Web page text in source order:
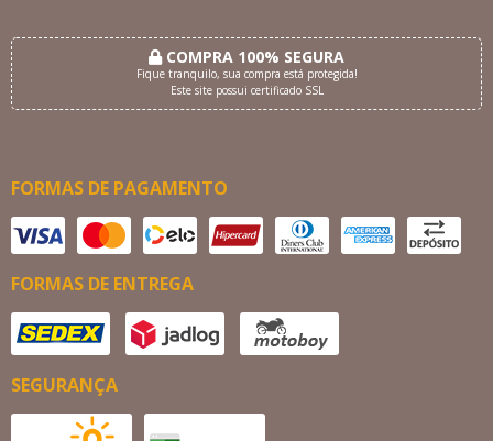
COMPRA 100% SEGURA
Fique tranquilo, sua compra está protegida!
Este site possui certificado SSL
FORMAS DE PAGAMENTO
FORMAS DE ENTREGA
SEGURANÇA